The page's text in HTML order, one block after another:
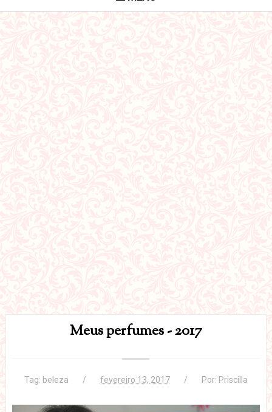
Meus perfumes - 2017
Tag: beleza fevereiro 13, 2017 Por: Priscilla